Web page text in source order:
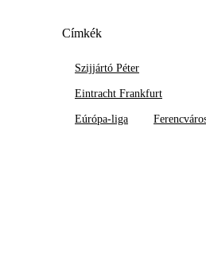
Címkék
Szijjártó Péter
Eintracht Frankfurt
Eúrópa-liga